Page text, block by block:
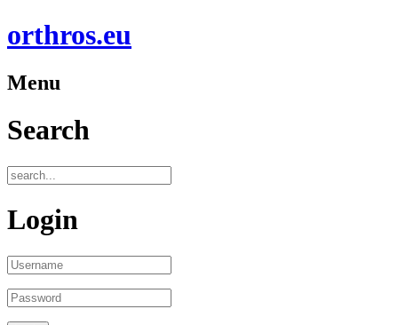
orthros.eu
Menu
Search
Login